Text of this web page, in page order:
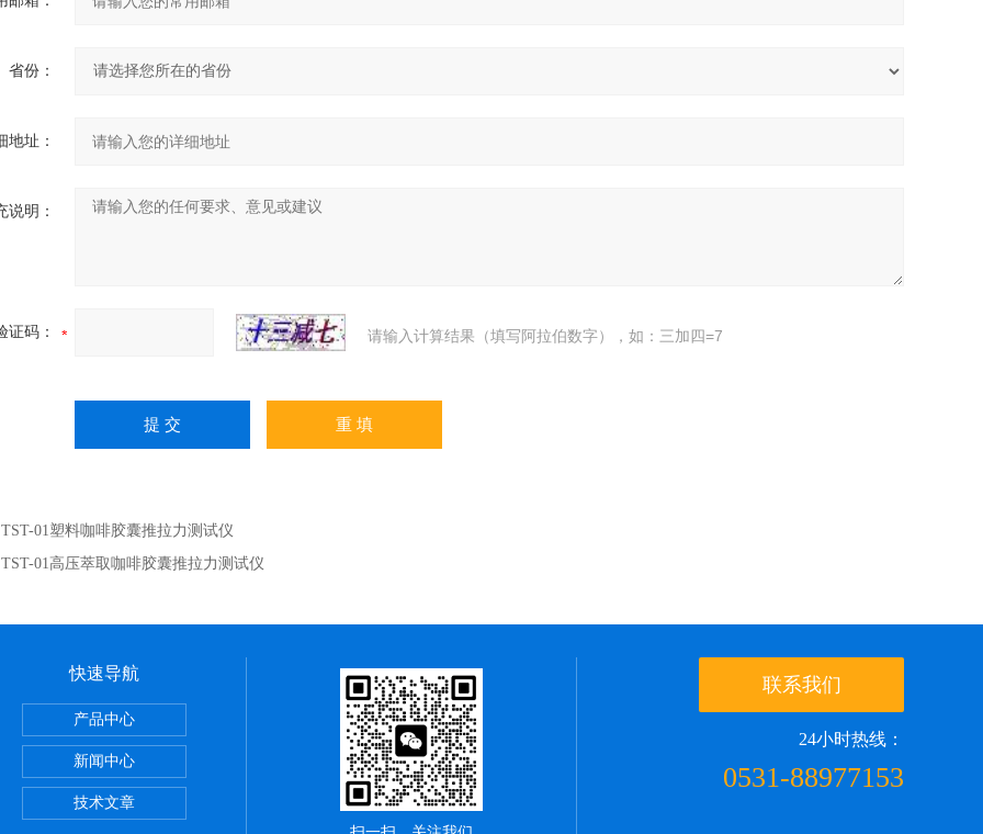
省份：
地址：
说明：
证码： 请输入计算结果（填写阿拉伯数字），如：三加四=7
TST-01塑料咖啡胶囊推拉力测试仪
TST-01高压萃取咖啡胶囊推拉力测试仪
快速导航
产品中心
新闻中心
技术文章
联系我们
24小时热线：
0531-88977153